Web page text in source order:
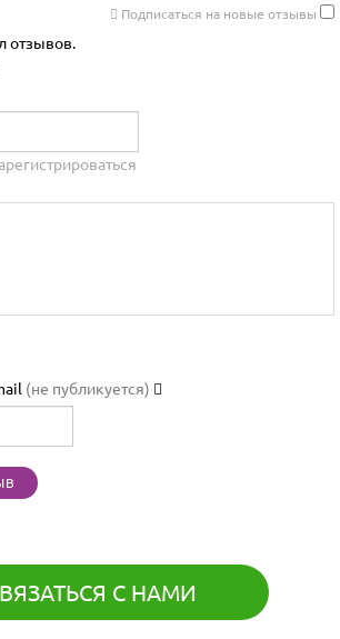
Подписаться на новые отзывы
отзывов.
(не публикуется)
С НАМИ